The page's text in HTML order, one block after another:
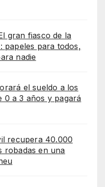
gran fiasco de la
papeles para todos,
nadie
el sueldo a los
0 a 3 años y pagará
recupera 40.000
robadas en una